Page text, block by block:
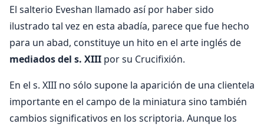
El salterio Eveshan llamado así por haber sido
ilustrado tal vez en esta abadía, parece que fue hecho
para un abad, constituye un hito en el arte inglés de
mediados del s. XIII por su Crucifixión.
En el s. XIII no sólo supone la aparición de una clientela
importante en el campo de la miniatura sino también
cambios significativos en los scriptoria. Aunque los